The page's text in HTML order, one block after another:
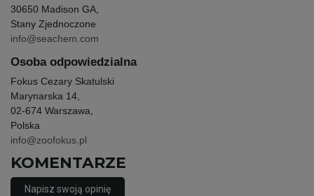
30650 Madison GA,
Stany Zjednoczone
info@seachem.com
Osoba odpowiedzialna
Fokus Cezary Skatulski
Marynarska 14,
02-674 Warszawa,
Polska
info@zoofokus.pl
KOMENTARZE
Napisz swoją opinię